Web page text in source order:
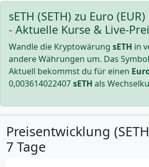
sETH (SETH) zu Euro
- Aktuelle Kurse & Live-
Wandle die Kryptowärung sETH in
andere Währungen um. Das
Aktuell bekommst du für einen
0,003614022407sETH als
Preisentwicklung
7 Tage